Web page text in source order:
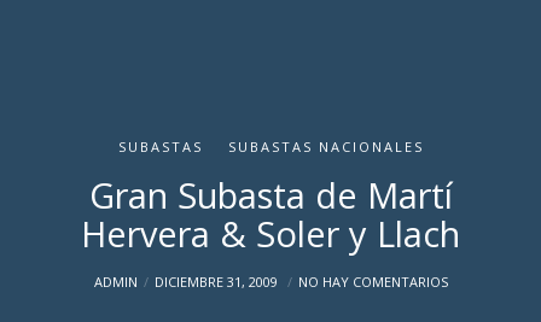
SUBASTAS SUBASTAS NACIONALES
Gran Subasta de Martí
Hervera & Soler y Llach
ADMIN DICIEMBRE 31, 2009 NO HAY COMENTARIOS